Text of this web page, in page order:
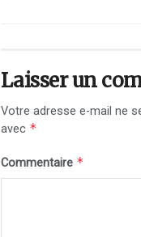
Laisser un
Votre adresse e-mail ne
avec *
Commentaire *